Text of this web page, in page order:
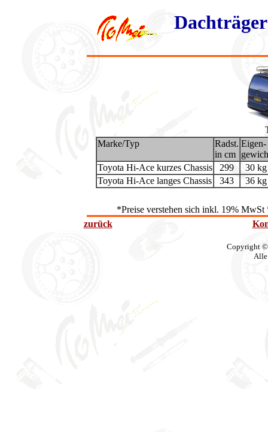
Marke/Typ
Radst.
in cm
Eigen-
Toyota Hi-Ace kurzes Chassis
299
30 kg
Toyota Hi-Ace langes Chassis
343 36 kg
*Preise verstehen sich inkl. 19%
zurück
Copyright
Alle